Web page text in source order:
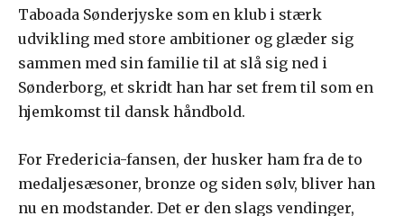
Taboada Sønderjyske som en klub i stærk
udvikling med store ambitioner og glæder sig
sammen med sin familie til at slå sig ned i
Sønderborg, et skridt han har set frem til som en
hjemkomst til dansk håndbold.
For Fredericia-fansen, der husker ham fra de to
medaljesæsoner, bronze og siden sølv, bliver han
nu en modstander. Det er den slags vendinger,